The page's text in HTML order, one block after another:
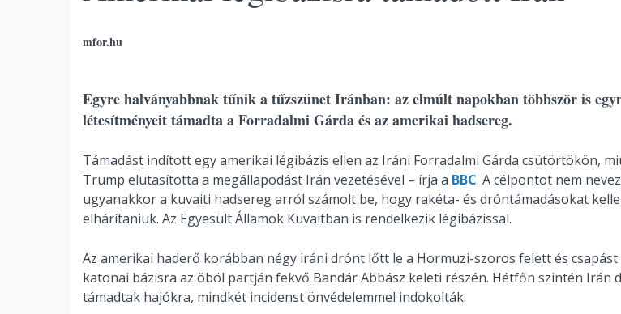
mfor.hu
Egyre halványabbnak tűnik a tűzszünet Iránban: az elmúlt napokban többször is
létesítményeit támadta a Forradalmi Gárda és az amerikai hadsereg.
Támadást indított egy amerikai légibázis ellen az Iráni Forradalmi Gárda csütörtökön,
Trump elutasította a megállapodást Irán vezetésével – írja a BBC. A célpontot nem
ugyanakkor a kuvaiti hadsereg arról számolt be, hogy rakéta- és dróntámadásokat
elhárítaniuk. Az Egyesült Államok Kuvaitban is rendelkezik légibázissal.
Az amerikai haderő korábban négy iráni drónt lőtt le a Hormuzi-szoros felett és
katonai bázisra az öböl partján fekvő Bandár Abbász keleti részén. Hétfőn szintén Irán
támadtak hajókra, mindkét incidenst önvédelemmel indokolták.